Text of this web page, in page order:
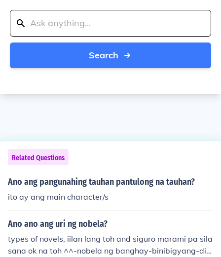
Search
Related Questions
Ano ang pangunahing tauhan pantulong na tauhan?
ito ay ang main character/s
Ano ano ang uri ng nobela?
types of novels, iilan lang toh and siguro marami pa sila
sana ok na toh ^^-nobela ng banghay-binibigyang-diin